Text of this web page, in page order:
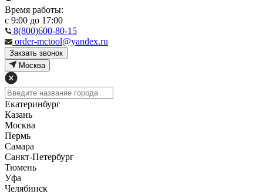
Время работы:
с 9:00 до 17:00
8(800)600-80-15
order-mctool@yandex.ru
Закзать звонок
Москва
Екатеринбург
Казань
Москва
Пермь
Самара
Санкт-Петербург
Тюмень
Уфа
Челябинск